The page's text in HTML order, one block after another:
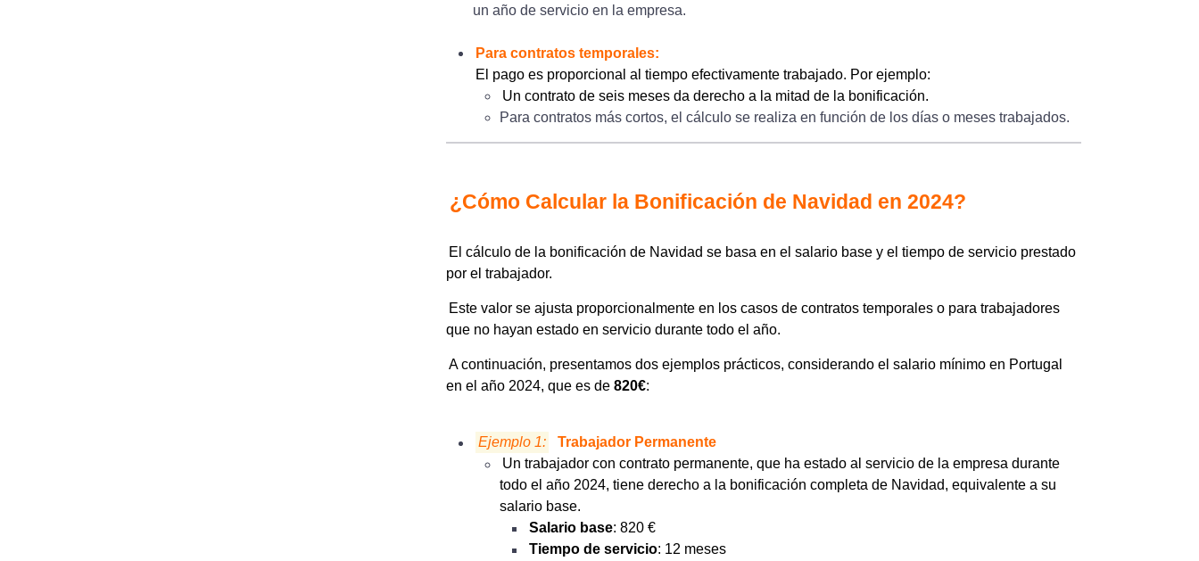
un año de servicio en la empresa.
Para contratos temporales:
El pago es proporcional al tiempo efectivamente trabajado. Por ejemplo:
Un contrato de seis meses da derecho a la mitad de la bonificación.
Para contratos más cortos, el cálculo se realiza en función de los días o meses trabajados.
¿Cómo Calcular la Bonificación de Navidad en 2024?
El cálculo de la bonificación de Navidad se basa en el salario base y el tiempo de servicio prestado
por el trabajador.
Este valor se ajusta proporcionalmente en los casos de contratos temporales o para trabajadores
que no hayan estado en servicio durante todo el año.
A continuación, presentamos dos ejemplos prácticos, considerando el salario mínimo en Portugal
en el año 2024, que es de 820€:
Ejemplo 1:
Trabajador Permanente
Un trabajador con contrato permanente, que ha estado al servicio de la empresa durante
todo el año 2024, tiene derecho a la bonificación completa de Navidad, equivalente a su
salario base.
Salario base: 820 €
Tiempo de servicio: 12 meses